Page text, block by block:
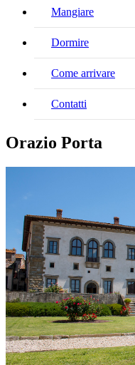
Mangiare
Dormire
Come arrivare
Contatti
Orazio Porta